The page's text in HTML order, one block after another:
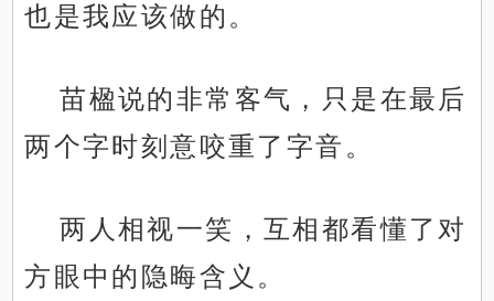
也是我应该做的。
苗楹说的非常客气，只是在最后
两个字时刻意咬重了字音。
两人相视一笑，互相都看懂了对
方眼中的隐晦含义。